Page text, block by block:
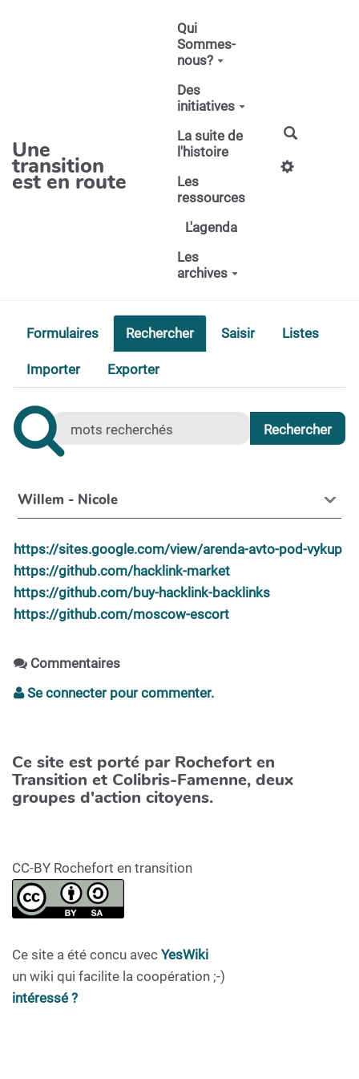
Une
transition
est en route
Qui
Sommes-
nous?
Des
initiatives
La suite de
l'histoire
Les
ressources
L'agenda
Les
archives
Formulaires Rechercher Saisir Listes
Importer Exporter
Willem - Nicole
https://sites.google.com/view/arenda-avto-pod-vykup
https://github.com/hacklink-market
https://github.com/buy-hacklink-backlinks
https://github.com/moscow-escort
Commentaires
Se connecter pour commenter.
Ce site est porté par Rochefort en
Transition et Colibris-Famenne, deux
groupes d'action citoyens.
CC-BY Rochefort en transition
Ce site a été concu avec YesWiki
un wiki qui facilite la coopération ;-)
intéressé ?